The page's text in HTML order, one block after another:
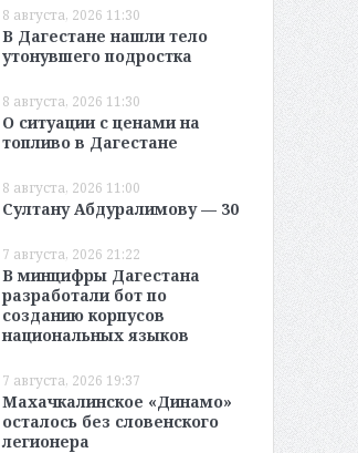
8 августа, 2026 11:30
В Дагестане нашли тело
утонувшего подростка
8 августа, 2026 11:30
О ситуации с ценами на
топливо в Дагестане
8 августа, 2026 11:00
Султану Абдуралимову — 30
7 августа, 2026 21:22
В минцифры Дагестана
разработали бот по
созданию корпусов
национальных языков
7 августа, 2026 19:37
Махачкалинское «Динамо»
осталось без словенского
легионера